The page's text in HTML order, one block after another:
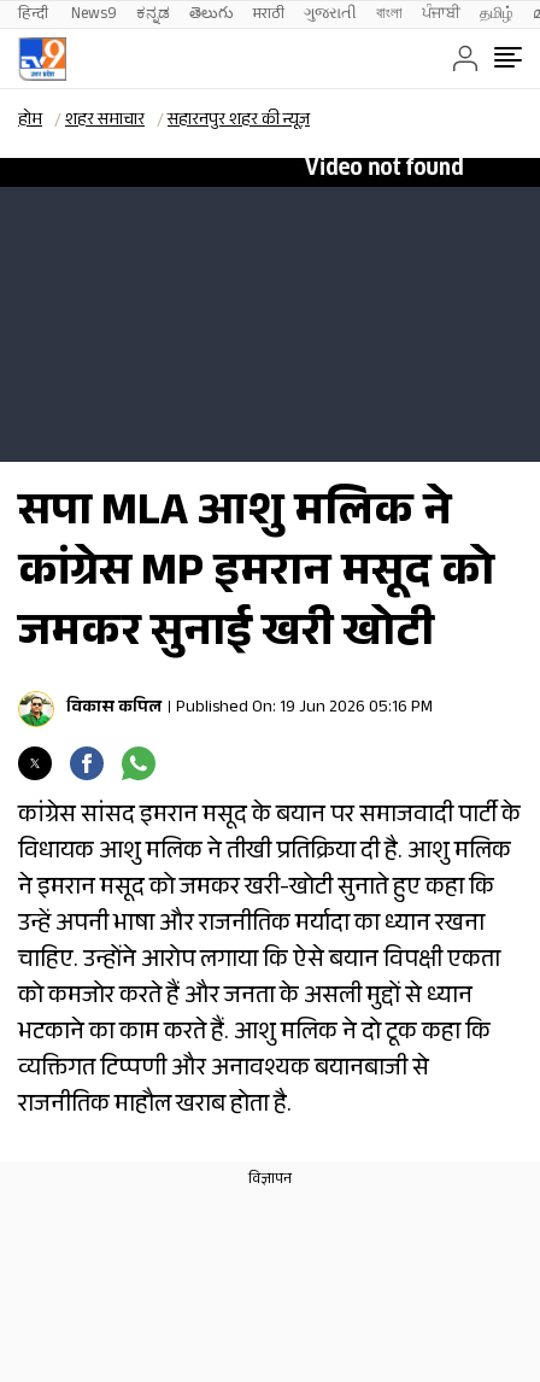
हिन्दी News9 ಕನ್ನಡ తెలుగు मराठी ગુજરાતી বাংলা ਪੰਜਾਬੀ தமிழ்
होम शहर समाचार सहारनपुर शहर की न्यूज़
सपा MLA आशु मलिक ने
कांग्रेस MP इमरान मसूद को
जमकर सुनाई खरी खोटी
विकास कपिल Published On: 19 Jun 2026 05:16 PM
कांग्रेस सांसद इमरान मसूद के बयान पर समाजवादी पार्टी के
विधायक आशु मलिक ने तीखी प्रतिक्रिया दी है. आशु मलिक
ने इमरान मसूद को जमकर खरी-खोटी सुनाते हुए कहा कि
उन्हें अपनी भाषा और राजनीतिक मर्यादा का ध्यान रखना
चाहिए. उन्होंने आरोप लगाया कि ऐसे बयान विपक्षी एकता
को कमजोर करते हैं और जनता के असली मुद्दों से ध्यान
भटकाने का काम करते हैं. आशु मलिक ने दो टूक कहा कि
व्यक्तिगत टिप्पणी और अनावश्यक बयानबाजी से
राजनीतिक माहौल खराब होता है.